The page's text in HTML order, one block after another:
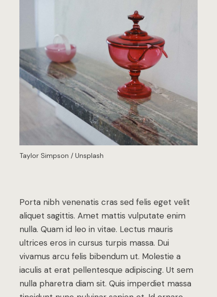
Taylor Simpson / Unsplash
Porta nibh venenatis cras sed felis eget velit
aliquet sagittis. Amet mattis vulputate enim
nulla. Quam id leo in vitae. Lectus mauris
ultrices eros in cursus turpis massa. Dui
vivamus arcu felis bibendum ut. Molestie a
iaculis at erat pellentesque adipiscing. Ut sem
nulla pharetra diam sit. Quis imperdiet massa